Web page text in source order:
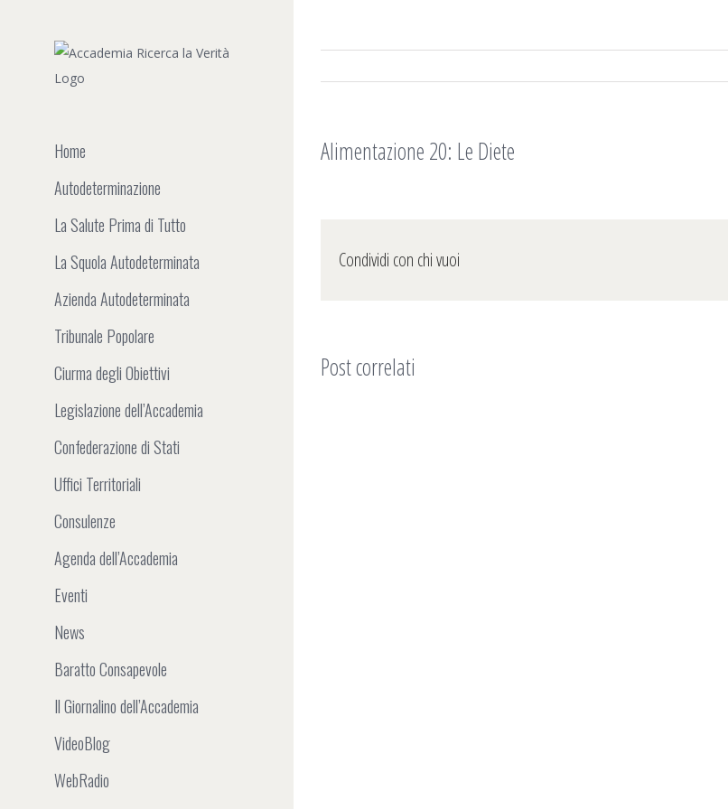
Home
Autodeterminazione
La Salute Prima di Tutto
La Squola Autodeterminata
Azienda Autodeterminata
Tribunale Popolare
Ciurma degli Obiettivi
Legislazione dell’Accademia
Confederazione di Stati
Uffici Territoriali
Consulenze
Agenda dell’Accademia
Eventi
News
Baratto Consapevole
Il Giornalino dell’Accademia
VideoBlog
WebRadio
Alimentazione 20: Le Diete
Condividi con chi vuoi
Post correlati